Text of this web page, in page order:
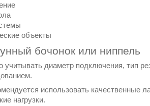
объекты
бочонок или ниппель
учитывать диаметр подключения, тип
использовать качественные
нагрузки.